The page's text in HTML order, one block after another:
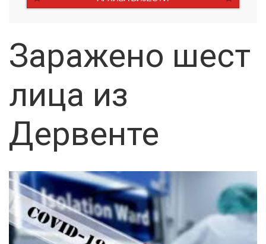
Заражено шест
лица из
Дервенте